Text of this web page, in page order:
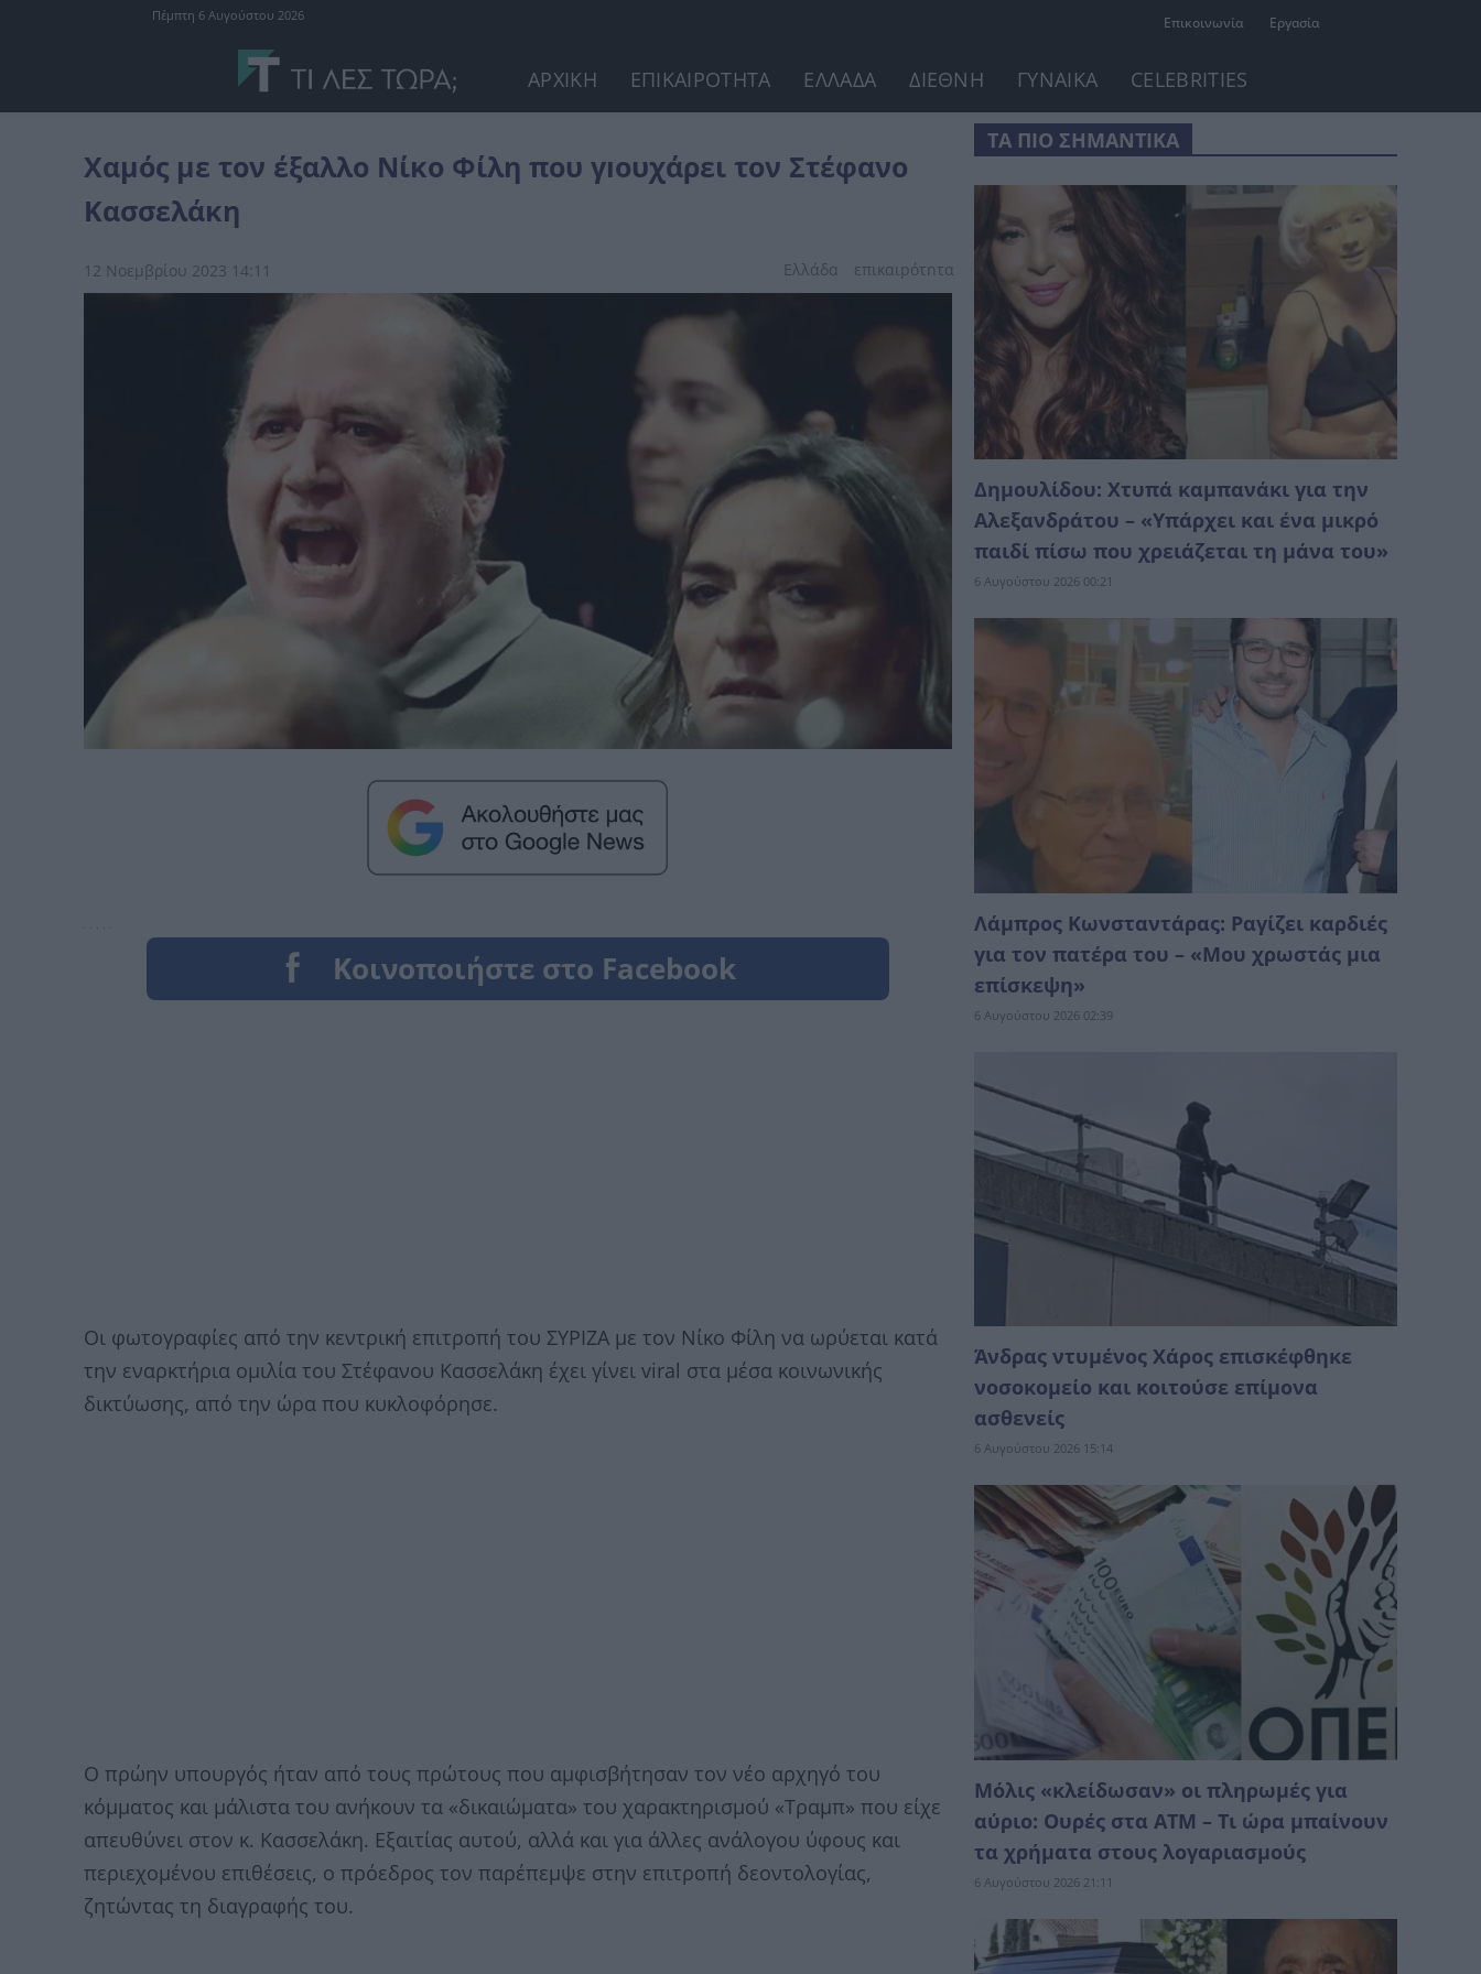
Επικοινωνία Εργασία
Πέμπτη 6 Αυγούστου 2026
ΑΡΧΙΚΗ ΕΠΙΚΑΙΡΟΤΗΤΑ ΕΛΛΑΔΑ ΔΙΕΘΝΗ ΓΥΝΑΙΚΑ CELEBRITIES
Χαμός με τον έξαλλo Νίκο Φίλη που γıουχάρει τον Στέφανο
Κασσελάκη
12 Νοεμβρίου 2023 14:11 Ελλάδα επικαιpότnτα
Οι φωτογραφίες από την κεντρική επιτροπή του ΣΥΡΙΖΑ με τον Νίκο Φίλη να ωρύεται κατά
την εναρκτήρια ομιλία του Στέφανου Κασσελάκη έχει γίνει viral στα μέσα κοινωνικής
δικτύωσης, από την ώρα που κυκλοφόρησε.
Ο πρώην υπουργός ήταν από τους πρώτους που αμφισβήτησαν τον νέο αρχηγό του
κόμματος και μάλιστα του ανήκουν τα «δικαιώματα» του χαρακτηρισμού «Τραμπ» που είχε
απευθύνει στον κ. Κασσελάκη. Εξαιτίας αυτού, αλλά και για άλλες ανάλογου ύφους και
περιεχομένου επιθέσεις, ο πρόεδρος τον παρέπεμψε στην επιτροπή δεοντολογίας,
ζητώντας τη διαγραφής του.
ΤΑ ΠΙΟ ΣΗΜΑΝΤΙΚΑ
Δημουλίδου: Χτυπά καμπανάκι για την
Αλεξανδράτου – «Υπάρχει και ένα μικρό
παιδί πίσω που χρειάζεται τη μάνα του»
6 Αυγούστου 2026 00:21
Λάμπρος Κωνσταντάρας: Ραγίζει καρδιές
για τον πατέρα του – «Μου χρωστάς μια
επίσκεψη»
6 Αυγούστου 2026 02:39
Άνδρας ντυμένος Χάρος επισκέφθηκε
νοσοκομείο και κοιτούσε επίμονα
ασθενείς
6 Αυγούστου 2026 15:14
Μόλις «κλείδωσαν» οι πληρωμές για
αύριο: Ουρές στα ΑΤΜ – Τι ώρα μπαίνουν
τα χρήματα στους λογαριασμούς
6 Αυγούστου 2026 21:11